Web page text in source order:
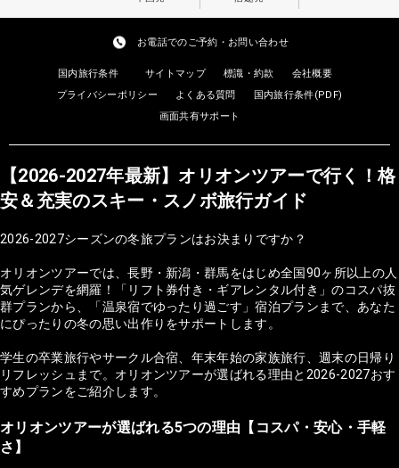
お電話でのご予約・お問い合わせ
国内旅行条件 サイトマップ 標識・約款
会社概要
プライバシーポリシー
よくある質問
国内旅行条件(PDF)
画面共有サポート
【2026-2027年最新】オリオンツアーで行く！格
安＆充実のスキー・スノボ旅行ガイド
2026-2027シーズンの冬旅プランはお決まりですか？
オリオンツアーでは、長野・新潟・群馬をはじめ全国90ヶ所以上の人
気ゲレンデを網羅！「リフト券付き・ギアレンタル付き」のコスパ抜
群プランから、「温泉宿でゆったり過ごす」宿泊プランまで、あなた
にぴったりの冬の思い出作りをサポートします。
学生の卒業旅行やサークル合宿、年末年始の家族旅行、週末の日帰り
リフレッシュまで。オリオンツアーが選ばれる理由と2026-2027おす
すめプランをご紹介します。
オリオンツアーが選ばれる5つの理由【コスパ・安心・手軽
さ】